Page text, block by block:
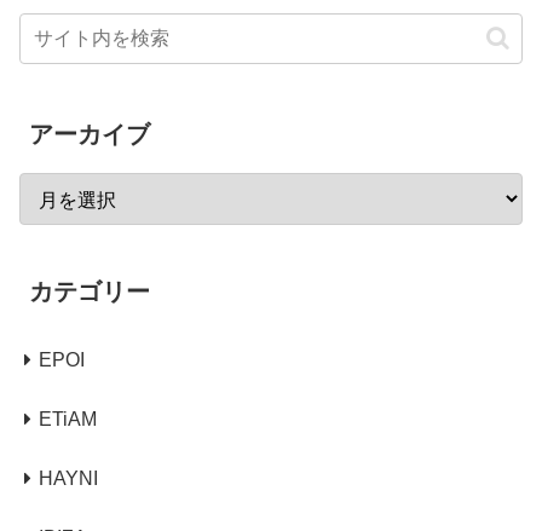
アーカイブ
カテゴリー
EPOI
ETiAM
HAYNI